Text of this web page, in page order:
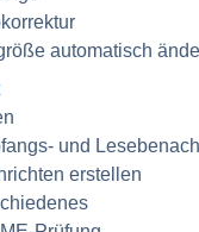
automatisch
und
erstellen